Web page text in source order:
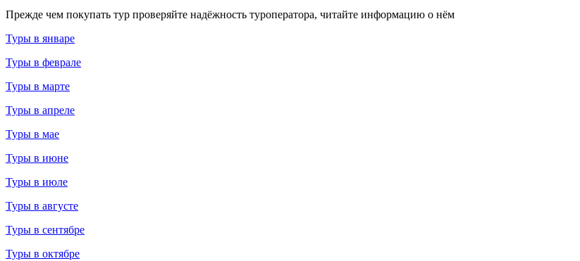
Прежде чем покупать тур проверяйте надёжность туроператора, читайте информацию о нём
Туры в январе
Туры в феврале
Туры в марте
Туры в апреле
Туры в мае
Туры в июне
Туры в июле
Туры в августе
Туры в сентябре
Туры в октябре